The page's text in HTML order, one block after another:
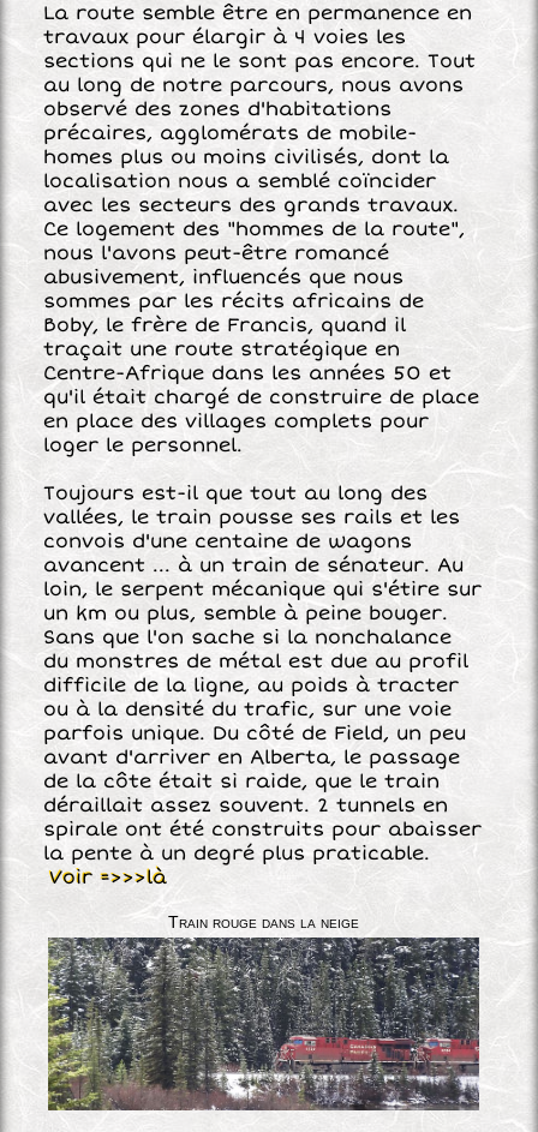
La route semble être en permanence en
travaux pour élargir à 4 voies les
sections qui ne le sont pas encore. Tout
au long de notre parcours, nous avons
observé des zones d'habitations
précaires, agglomérats de mobile-
homes plus ou moins civilisés, dont la
localisation nous a semblé coïncider
avec les secteurs des grands travaux.
Ce logement des "hommes de la route",
nous l'avons peut-être romancé
abusivement, influencés que nous
sommes par les récits africains de
Boby, le frère de Francis, quand il
traçait une route stratégique en
Centre-Afrique dans les années 50 et
qu'il était chargé de construire de place
en place des villages complets pour
loger le personnel.
Toujours est-il que tout au long des
vallées, le train pousse ses rails et les
convois d'une centaine de wagons
avancent ... à un train de sénateur. Au
loin, le serpent mécanique qui s'étire sur
un km ou plus, semble à peine bouger.
Sans que l'on sache si la nonchalance
du monstres de métal est due au profil
difficile de la ligne, au poids à tracter
ou à la densité du trafic, sur une voie
parfois unique. Du côté de Field, un peu
avant d'arriver en Alberta, le passage
de la côte était si raide, que le train
déraillait assez souvent. 2 tunnels en
spirale ont été construits pour abaisser
la pente à un degré plus praticable.
Voir =>>>là
Train rouge dans la neige